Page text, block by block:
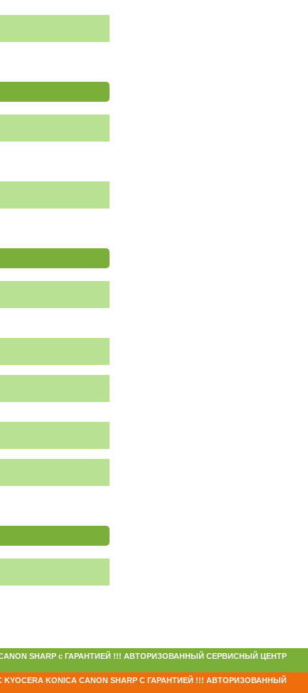
CANON SHARP с ГАРАНТИЕЙ !!! АВТОРИЗОВАННЫЙ СЕРВИСНЫЙ ЦЕНТР
KONICA CANON SHARP С ГАРАНТИЕЙ !!! АВТОРИЗОВАННЫЙ